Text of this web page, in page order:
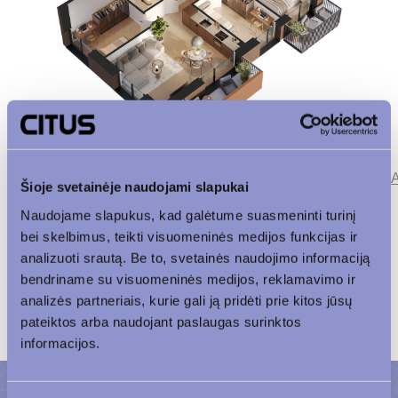
Šioje svetainėje naudojami slapukai
Naudojame slapukus, kad galėtume suasmeninti turinį
bei skelbimus, teikti visuomeninės medijos funkcijas ir
analizuoti srautą. Be to, svetainės naudojimo informaciją
bendriname su visuomeninės medijos, reklamavimo ir
analizės partneriais, kurie gali ją pridėti prie kitos jūsų
pateiktos arba naudojant paslaugas surinktos
informacijos.
Patalpos aukšte
Vaizdas į vidinį kiemą
Korpusas